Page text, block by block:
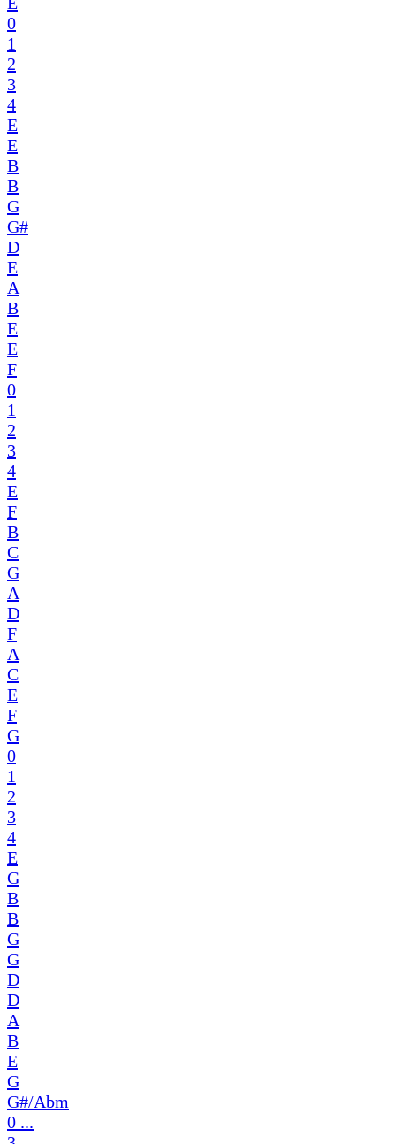
0
1
2
3
4
E
E
B
B
G
G#
D
E
A
B
E
E
F
0
1
2
3
4
E
F
B
C
G
A
D
F
A
C
E
F
G
0
1
2
3
4
E
G
B
B
G
G
D
D
A
B
E
G
G#/Abm
0 ...